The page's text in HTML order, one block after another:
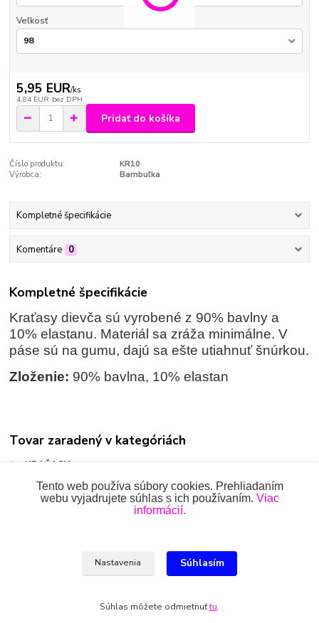
Veľkosť
5,95 EUR/ks
4,84 EUR bez DPH
Pridať do košíka
Číslo produktu:
KR10
Výrobca:
Bambuľka
Kompletné špecifikácie
Komentáre 0
Kompletné špecifikácie
Kraťasy dievča sú vyrobené z 90% bavlny a
10% elastanu. Materiál sa zráža minimálne. V
páse sú na gumu, dajú sa ešte utiahnuť šnúrkou.
Zloženie: 90% bavlna, 10% elastan
Tovar zaradený v kategóriách
KRAŤASY
Ing.Miroslava Dvorščáková, Kružlová 110, 090 02 Kružlová,
Tento web používa súbory cookies. Prehliadaním
webu vyjadrujete súhlas s ich používaním. Viac
informácií.
Nastavenia Súhlasím
Súhlas môžete odmietnuťtu.